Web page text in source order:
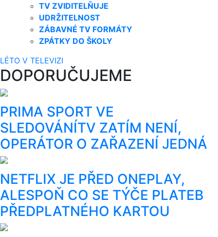
TV ZVIDITELŇUJE
UDRŽITELNOST
ZÁBAVNÉ TV FORMÁTY
ZPÁTKY DO ŠKOLY
LÉTO V TELEVIZI
DOPORUČUJEME
PRIMA SPORT VE
SLEDOVÁNÍTV ZATÍM NENÍ,
OPERÁTOR O ZAŘAZENÍ JEDNÁ
NETFLIX JE PŘED ONEPLAY,
ALESPOŇ CO SE TÝČE PLATEB
PŘEDPLATNÉHO KARTOU